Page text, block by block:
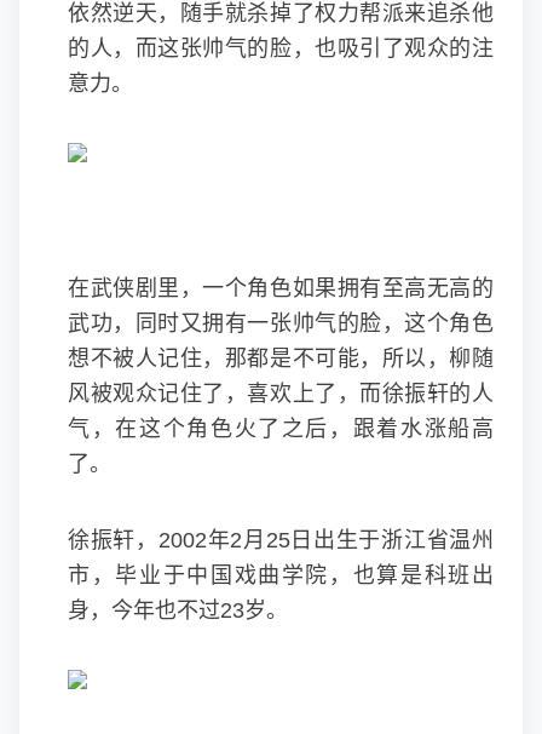
依然逆天，随手就杀掉了权力帮派来追杀他
的人，而这张帅气的脸，也吸引了观众的注
意力。
在武侠剧里，一个角色如果拥有至高无高的
武功，同时又拥有一张帅气的脸，这个角色
想不被人记住，那都是不可能，所以，柳随
风被观众记住了，喜欢上了，而徐振轩的人
气，在这个角色火了之后，跟着水涨船高
了。
徐振轩，2002年2月25日出生于浙江省温州
市，毕业于中国戏曲学院，也算是科班出
身，今年也不过23岁。